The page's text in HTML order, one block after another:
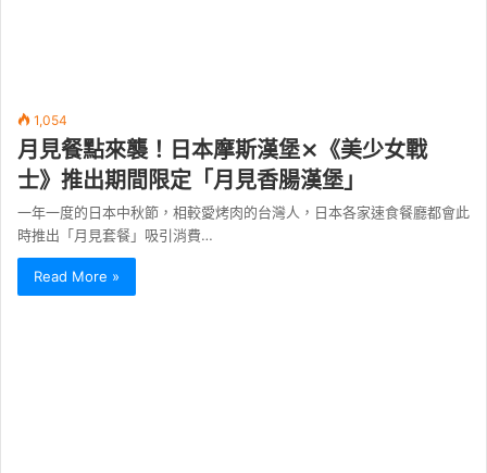
1,054
月見餐點來襲！日本摩斯漢堡⨯《美少女戰
士》推出期間限定「月見香腸漢堡」
一年一度的日本中秋節，相較愛烤肉的台灣人，日本各家速食餐廳都會此
時推出「月見套餐」吸引消費…
Read More »